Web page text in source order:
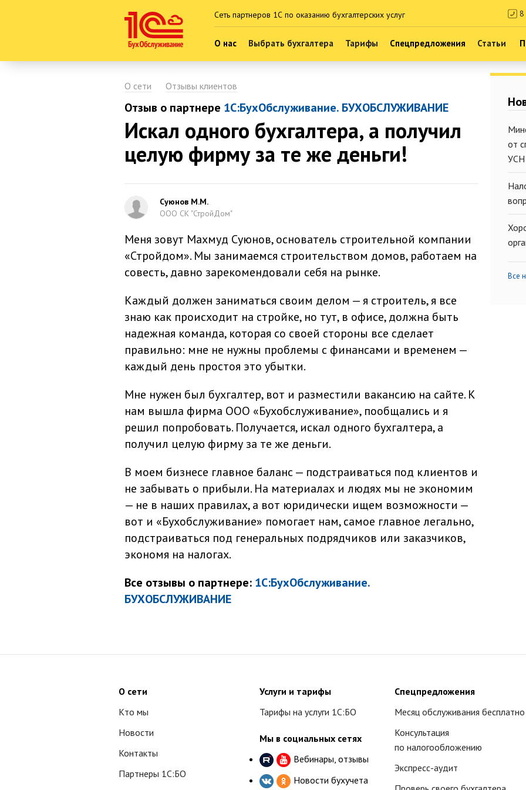
Сеть партнеров 1С по оказанию бухгалтерских услуг 8
О нас Выбрать бухгалтера Тарифы Спецпредложения Статьи
О сети Отзывы клиентов
Отзыв о партнере 1С:БухОбслуживание. БУХОБСЛУЖИВАНИЕ
Искал одного бухгалтера, а получил
целую фирму за те же деньги!
Суюнов М.М.
ООО СК "СтройДом"
Меня зовут Махмуд Суюнов, основатель строительной компании
«Стройдом». Мы занимаемся строительством домов, работаем на
совесть, давно зарекомендовали себя на рынке.
Каждый должен заниматься своим делом — я строитель, я все
знаю как происходит на стройке, но тут, в офисе, должна быть
надежная команда, которая со своей стороны все сделает
правильно: мне не нужны проблемы с финансами и временем —
каждый день простоя это убытки.
Мне нужен был бухгалтер, вот и разместили вакансию на сайте. К
нам вышла фирма ООО «Бухобслуживание», пообщались и я
решил попробовать. Получается, искал одного бухгалтера, а
получил целую фирму за те же деньги.
В моем бизнесе главное баланс — подстраиваться под клиентов и
не забывать о прибыли. На материалах и людях мы не экономим
— не в наших правилах, а вот юридически ищем возможности —
вот и «Бухобслуживание» помогает нам, самое главное легально,
подстраиваться под генеральных подрядчиков или заказчиков,
экономя на налогах.
Все отзывы о партнере: 1С:БухОбслуживание.
БУХОБСЛУЖИВАНИЕ
от
УСН
Все
О сети
Кто мы
Новости
Контакты
Партнеры 1С:БО
Услуги и тарифы
Тарифы на услуги 1С:БО
Мы в социальных сетях
Вебинары, отзывы
Новости бухучета
Спецпредложения
Месяц обслуживания бесплатно
Консультация
по налогообложению
Экспресс-аудит